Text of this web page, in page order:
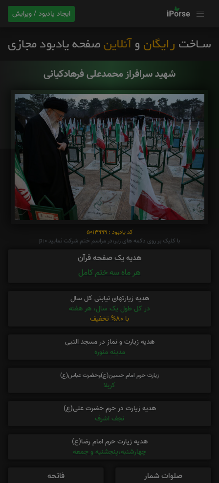
ایجاد یادبود / ویرایش
شهید سرافراز محمدعلی فرهادکیائی
کد یادبود : 5013999
با کلیک بر روی دکمه های زیر،در مراسم ختم شرکت نمایید p:0
هدیه یک صفحه قرآن
هر ماه سه ختم کامل
هدیه زیارتهای نیابتی کل سال
در کل طول یک سال، هر هفته
با 80% تخفیف
هدیه زیارت و نماز در مسجد النبی
مدینه منوره
زیارت حرم امام حسین(ع)وحضرت عباس(ع)
کربلا
هدیه زیارت در حرم حضرت علی(ع)
نجف اشرف
هدیه زیارت حرم امام رضا(ع)
چهارشنبه،پنجشنبه و جمعه
صلوات شمار
فاتحه